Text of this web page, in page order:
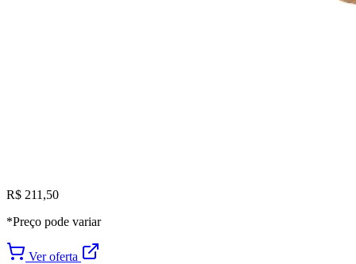
R$ 211,50
*Preço pode variar
Ver oferta